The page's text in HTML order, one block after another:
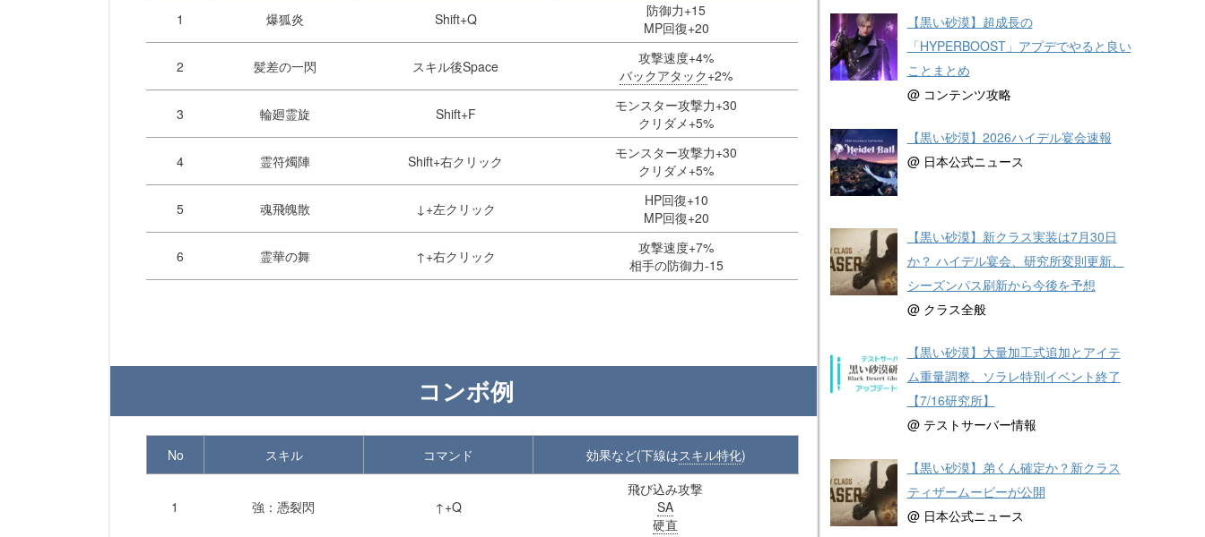
1 爆狐炎 Shift+Q
防御力+15
MP回復+20
2 髪差の一閃 スキル後Space
攻撃速度+4%
バックアタック+2%
3 輪廻霊旋 Shift+F
モンスター攻撃力+30
クリダメ+5%
4 霊符燭陣 Shift+右クリック
モンスター攻撃力+30
クリダメ+5%
5 魂飛魄散 ↓+左クリック
HP回復+10
MP回復+20
6 霊華の舞 ↑+右クリック
攻撃速度+7%
相手の防御力-15
コンボ例
No スキル コマンド 効果など(下線はスキル特化)
1 強：憑裂閃 ↑+Q
飛び込み攻撃
SA
硬直
【黒い砂漠】超成長の
「HYPERBOOST」アプデでやると良い
ことまとめ
@ コンテンツ攻略
【黒い砂漠】2026ハイデル宴会速報
@ 日本公式ニュース
【黒い砂漠】新クラス実装は7月30日
か？ ハイデル宴会、研究所変則更新、
シーズンパス刷新から今後を予想
@ クラス全般
【黒い砂漠】大量加工式追加とアイテ
ム重量調整、ソラレ特別イベント終了
【7/16研究所】
@ テストサーバー情報
【黒い砂漠】弟くん確定か？新クラス
ティザームービーが公開
@ 日本公式ニュース